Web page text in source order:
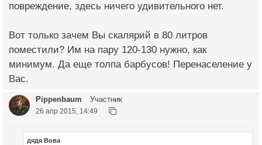
повреждение, здесь ничего удивительного нет.
Вот только зачем Вы скалярий в 80 литров
поместили? Им на пару 120-130 нужно, как
минимум. Да еще толпа барбусов! Перенаселение у
Вас.
Pippenbaum Участник
26 апр 2015, 14:49
дядя Вова